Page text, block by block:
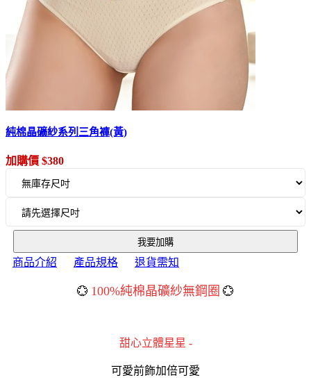
純棉晶礦紗系列三角褲(黃)
加購價 $380
我要加購
商品介紹 產品規格 退貨需知
💮 100%純棉晶礦紗無鋼圈 💮
甜心立體星星 -
可愛前飾加倍可愛